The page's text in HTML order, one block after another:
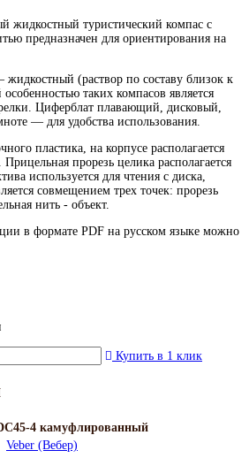
жидкостный туристический компас с
предназначен для ориентирования на
(раствор по составу близок к
таких компасов является
Циферблат плавающий, дисковый,
— для удобства использования.
пластика, на корпусе располагается
прорезь целика располагается
используется для чтения с диска,
совмещением трех точек: прорезь
нить - объект.
в формате PDF на русском языке можно
Купить в 1 клик
4 камуфлированный
Veber (Вебер)